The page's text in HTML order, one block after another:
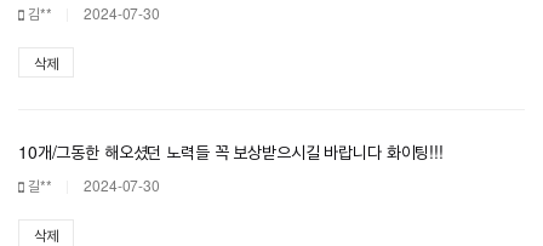
김** 2024-07-30
삭제
10개/그동한 해오셨던 노력들 꼭 보상받으시길 바랍니다 화이팅!!!
길** 2024-07-30
삭제